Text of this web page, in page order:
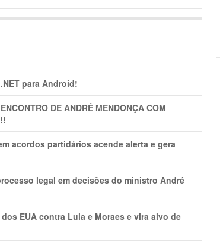
para Android!
DE ANDRÉ MENDONÇA COM
acordos partidários acende alerta e gera
legal em decisões do ministro André
EUA contra Lula e Moraes e vira alvo de